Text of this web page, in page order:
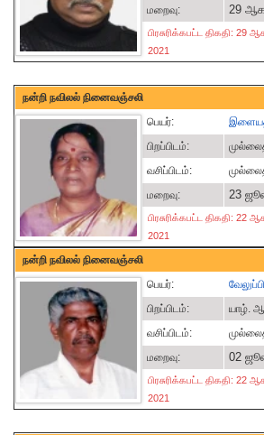
மறைவு:
29
பிரசுரிக்கபட்ட திகதி: 29
2021
நன்றி நவிலல் நினைவஞ்சலி
பெயர்:
பிறப்பிடம்:
வசிப்பிடம்:
மறைவு:
23
பிரசுரிக்கபட்ட திகதி: 22
2021
நன்றி நவிலல் நினைவஞ்சலி
பெயர்:
பிறப்பிடம்:
யாழ்.
வசிப்பிடம்:
மறைவு:
02
பிரசுரிக்கபட்ட திகதி: 22
2021